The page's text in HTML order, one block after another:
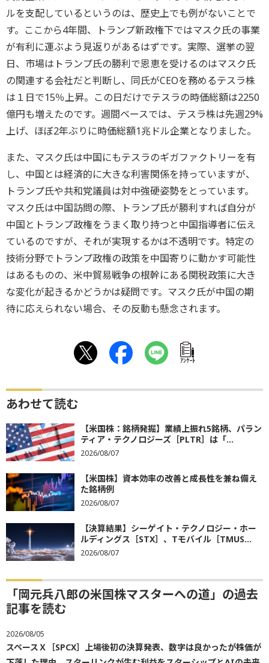
ルを支配しているというのは、歴史上でも例がないことで
す。ここから4年間、トランプ新政権下ではマスク氏の事業
が有利に運ぶよう見返りがあるはずです。実際、選挙の翌
日、市場はトランプ氏の勝利で恩恵を受けるのはマスク氏
の関連する会社だと判断し、同氏がCEOを務めるテスラ株
は１日で15％上昇。この日だけでテスラの時価総額は2250
億円も増えたのです。週間ベースでは、テスラ株は先週29%
上げ、ほぼ2年ぶりに時価総額1兆ドル企業となりました。
また、マスク氏は中国にもテスラのギガファクトリーを有
し、中国とは経済的に大きな利害関係を持っていますが、
トランプ氏や共和党議員は対中強硬姿勢をとっています。
マスク氏は中国訪問の際、トランプ氏が勝利すれば自分が
中国とトランプ政権をうまく取り持つと中国指導者に伝え
ているのですが、それが実現するかは不透明です。特定の
技術分野でトランプ政権の政策を中国寄りに動かす可能性
はあるものの、米中貿易戦争の根幹にある関税政策に大き
な変化が起きるかどうかは疑問です。マスク氏が中国の期
待に応えられない場合、その反動も懸念されます。
ｱﾝｹｰﾄ
あわせて読む
【米国株：銘柄発掘】業績上振れ5銘柄、パラン
ティア・テクノロジーズ［PLTR］は「...
2026/08/07
【米国株】資本効率の改善と成長性を兼ね備え
た銘柄例
2026/08/07
【決算結果】シーゲイト・テクノロジー・ホー
ルディングス［STX］、Tモバイル［TMUS...
2026/08/07
「岡元兵八郎の米国株マスターへの道」の過去
記事を読む
2026/08/05
スペースＸ［SPCX］上場後初の決算発表、数字は良かったが株価が